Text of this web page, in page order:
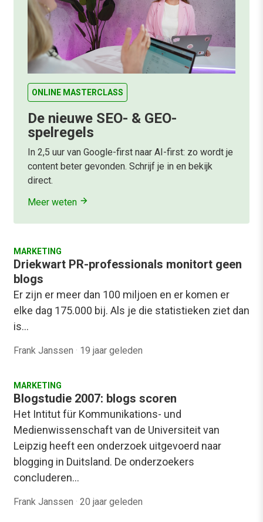
ONLINE MASTERCLASS
De nieuwe SEO- & GEO-
spelregels
In 2,5 uur van Google-first naar AI-first: zo wordt je
content beter gevonden. Schrijf je in en bekijk
direct.
Meer weten
MARKETING
Driekwart PR-professionals monitort geen
blogs
Er zijn er meer dan 100 miljoen en er komen er
elke dag 175.000 bij. Als je die statistieken ziet dan
is…
Frank Janssen · 19 jaar geleden
MARKETING
Blogstudie 2007: blogs scoren
Het Intitut für Kommunikations- und
Medienwissenschaft van de Universiteit van
Leipzig heeft een onderzoek uitgevoerd naar
blogging in Duitsland. De onderzoekers
concluderen…
Frank Janssen · 20 jaar geleden